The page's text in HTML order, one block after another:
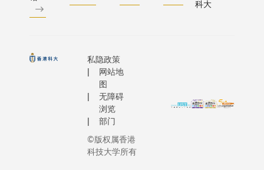
科大
私隐政策
网站地
图
无障碍
浏览
部门
©版权属香港
科技大学所有